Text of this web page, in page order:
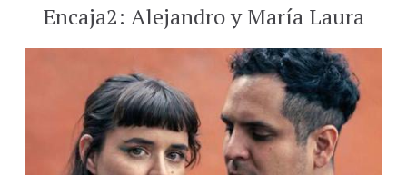
Encaja2: Alejandro y María Laura